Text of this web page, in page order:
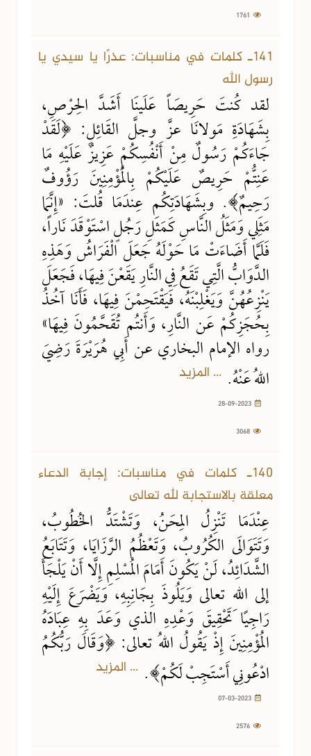
141ـ كلمات في مناسبات: عذرًا يا سيدي يا
رسول الله
لقد كُنتَ حَرِيصَاً عَلَينَا أَشَدَّ الحِرْصِ،
بِشَهَادَةِ مَولانَا عزَّ وجلَّ القَائِلِ: ﴿لَقَدْ
جَاءَكُمْ رَسُولٌ مِنْ أَنْفُسِكُمْ عَزِيزٌ عَلَيْهِ مَا
عَنِتُّمْ حَرِيصٌ عَلَيْكُمْ بِالْمُؤْمِنِينَ رَؤُوفٌ
رَحِيمٌ﴾. وبِشَهَادَتِكُم عِندَمَا قُلتَ: «إِنَّمَا
مَثَلِي وَمَثَلُ النَّاسِ كَمَثَلِ رَجُلٍ اسْتَوْقَدَ نَاراً،
فَلَمَّا أَضَاءَتْ مَا حَوْلَهُ جَعَلَ الْفَرَاشُ وَهَذِهِ
الدَّوَابُّ الَّتِي تَقَعُ فِي النَّارِ يَقَعْنَ فِيهَا، فَجَعَلَ
يَنْزِعُهُنَّ وَيَغْلِبْنَهُ، فَيَقْتَحِمْنَ فِيهَا، فَأَنَا آخُذُ
بِحُجَزِكُمْ عَن النَّارِ، وَأَنتُم تُقَحَّمُونَ فِيهَا»
رواه الإمام البخاري عن أَبِي هُرَيْرَةَ رَضِيَ
اللهُ عَنْهُ. ... المزيد
140ـ كلمات في مناسبات: إجابة الدعاء
معلقة بالاستجابة لله تعالى
عِنْدَمَا تَنْزِلُ المِحَنُ، وَتَشْتَدُّ الخُطُوبُ،
وَتَتَوَالَى الكُرُوبُ، وَتَعْظُمُ الرَّزَايَا، وَتَتَابَعُ
الشَّدَائِدُ، لَنْ يَكُونَ أَمَامَ المُسْلِمِ إِلَّا أَنْ يَلْجَأَ
إلى اللهِ تعالى وَيَلُوذَ بِجَانِبِهِ، وَيَضْرَعَ إِلَيْهِ
رَاجِيًا تَحْقِيقَ وَعْدِهِ الذي وَعَدَ بِهِ عِبَادَهُ
المُؤْمِنِينَ إِذْ يَقُولُ اللهُ تعالى: ﴿وَقَالَ رَبُّكُمُ
ادْعُونِي أَسْتَجِبْ لَكُمْ﴾. ... المزيد